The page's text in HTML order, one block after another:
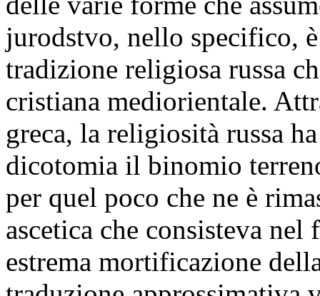
jurodstvo, nello specifico,
tradizione religiosa russa
cristiana mediorientale.
greca, la religiosità russa
dicotomia il binomio
per quel poco che ne è
ascetica che consisteva
estrema mortificazione